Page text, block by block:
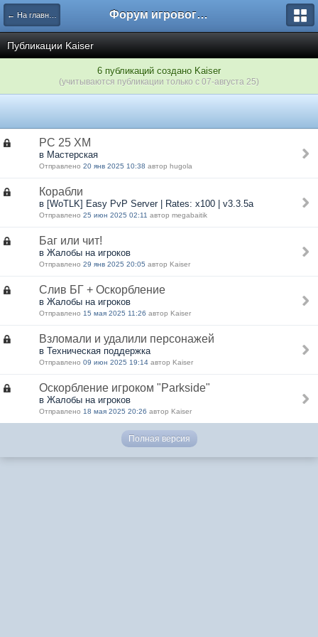
← На главную Форум игрового проекта Riverrise
Публикации Kaiser
6 публикаций создано Kaiser
(учитываются публикации только с 07-августа 25)
РС 25 ХМ
в Мастерская
Отправлено 20 янв 2025 10:38 автор hugola
Корабли
в [WoTLK] Easy PvP Server | Rates: x100 | v3.3.5a
Отправлено 25 июн 2025 02:11 автор megabaitik
Баг или чит!
в Жалобы на игроков
Отправлено 29 янв 2025 20:05 автор Kaiser
Слив БГ + Оскорбление
в Жалобы на игроков
Отправлено 15 мая 2025 11:26 автор Kaiser
Взломали и удалили персонажей
в Техническая поддержка
Отправлено 09 июн 2025 19:14 автор Kaiser
Оскорбление игроком "Parkside"
в Жалобы на игроков
Отправлено 18 мая 2025 20:26 автор Kaiser
Полная версия